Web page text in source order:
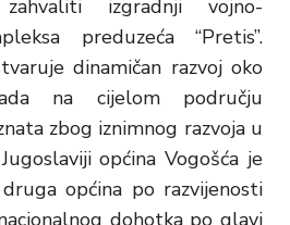
izgradnji vojno-
preduzeća “Pretis”.
dinamičan razvoj oko
na cijelom području
zbog iznimnog razvoja u
općina Vogošća je
općina po razvijenosti
dohotka po glavi